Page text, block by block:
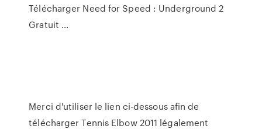
Télécharger Need for Speed : Underground 2
Gratuit ...
Merci d'utiliser le lien ci-dessous afin de
télécharger Tennis Elbow 2011 légalement